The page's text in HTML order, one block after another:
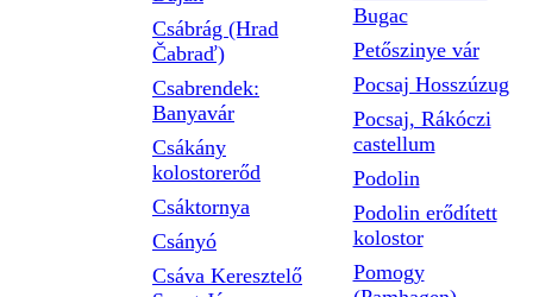
Csábrág (Hrad
Čabraď)
Csabrendek:
Banyavár
Csákány
kolostorerőd
Csáktornya
Csányó
Csáva Keresztelő
Bugac
Petőszinye vár
Pocsaj Hosszúzug
Pocsaj, Rákóczi
castellum
Podolin
Podolin erődített
kolostor
Pomogy